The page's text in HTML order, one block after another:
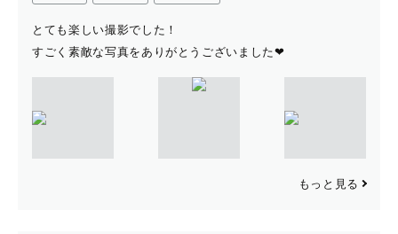
大変なときの、お守りになるお写真を。
------------【お問い合わせ】-------------
とても楽しい撮影でした！
すごく素敵な写真をありがとうございました❤︎
もっと見る